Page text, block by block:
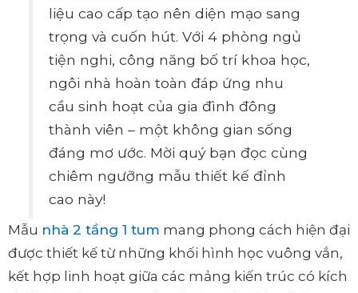
liệu cao cấp tạo nên diện mạo sang
trọng và cuốn hút. Với 4 phòng ngủ
tiện nghi, công năng bố trí khoa học,
ngôi nhà hoàn toàn đáp ứng nhu
cầu sinh hoạt của gia đình đông
thành viên – một không gian sống
đáng mơ ước. Mời quý bạn đọc cùng
chiêm ngưỡng mẫu thiết kế đỉnh
cao này!
Mẫu nhà 2 tầng 1 tum mang phong cách hiện đại
được thiết kế từ những khối hình học vuông vắn,
kết hợp linh hoạt giữa các mảng kiến trúc có kích